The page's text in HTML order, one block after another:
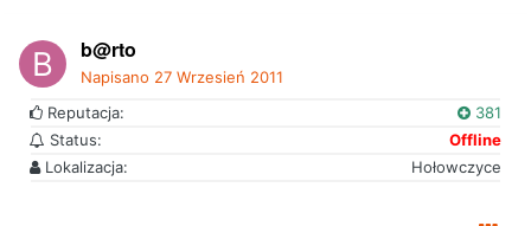
b@rto
Napisano 27 Wrzesień 2011
Reputacja:
381
Status:
Offline
Lokalizacja:
Hołowczyce